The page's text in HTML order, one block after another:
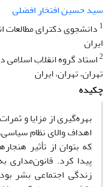
سید حسین افتخار افضلی
1 دانشجوی دکترای مطالعات
ایران
2استاد گروه انقلاب
تهران، تهران، ایران
چکیده
بهره‌گیری از مزایا و
اهداف والای نظام
که بتوان از تأثیر
پیدا کرد. قانون‌مداری
زندگی اجتماعی بشر